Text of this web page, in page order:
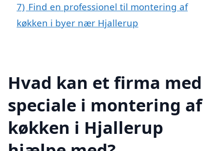
7) Find en professionel til montering af
køkken i byer nær Hjallerup
Hvad kan et firma med
speciale i montering af
køkken i Hjallerup